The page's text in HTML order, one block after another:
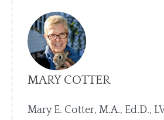
MARY COTTER
Mary E. Cotter, M.A., Ed.D.,